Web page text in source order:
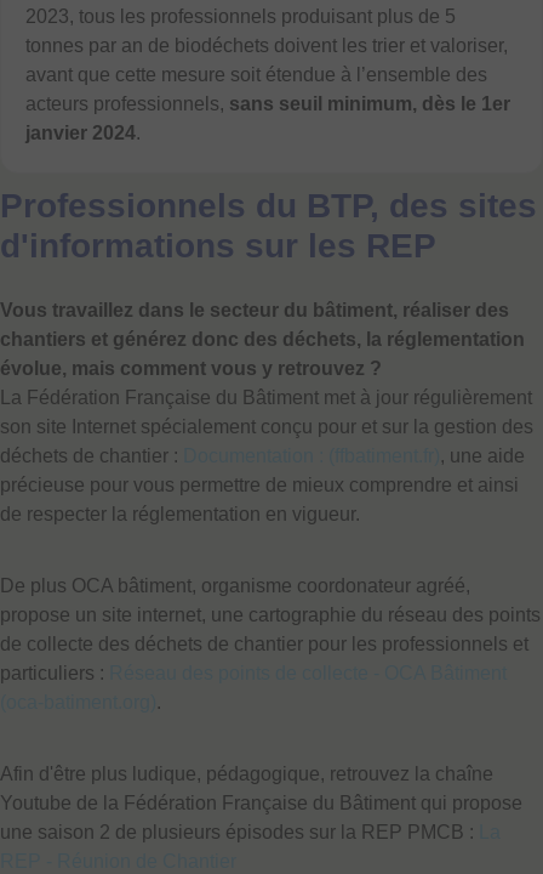
2023, tous les professionnels produisant plus de 5
tonnes par an de biodéchets doivent les trier et valoriser,
avant que cette mesure soit étendue à l’ensemble des
acteurs professionnels, sans seuil minimum, dès le 1er
janvier 2024.
Professionnels du BTP, des sites
d'informations sur les REP
Vous travaillez dans le secteur du bâtiment, réaliser des
chantiers et générez donc des déchets, la réglementation
évolue, mais comment vous y retrouvez ?
La Fédération Française du Bâtiment met à jour régulièrement
son site Internet spécialement conçu pour et sur la gestion des
déchets de chantier :
, une aide
précieuse pour vous permettre de mieux comprendre et ainsi
de respecter la réglementation en vigueur.
De plus OCA bâtiment, organisme coordonateur agréé,
propose un site internet, une cartographie du réseau des points
de collecte des déchets de chantier pour les professionnels et
particuliers :
.
Afin d'être plus ludique, pédagogique, retrouvez la chaîne
Youtube de la Fédération Française du Bâtiment qui propose
une saison 2 de plusieurs épisodes sur la REP PMCB :